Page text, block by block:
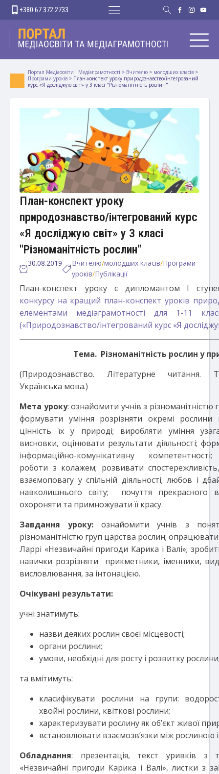
+380 67 372 2733
Портал Медіаосвіти і Медіаграмотності > Вчителю > молодших класів >
Програми уроків > План-конспект уроку природознавство/інтегрований
курс «Я досліджую світ» у 3 класі "Різноманітність рослин"
План-конспект уроку
природознавство/інтегрований курс
«Я досліджую світ» у 3 класі
"Різноманітність рослин"
30.08.2019 Вчителю/молодших класів/Програми
уроків/Публікації
План-конспект уроку є дипломантом І
конкурсу на кращий план-конспект уроків
елементами медіаграмотності для 1-11
(«Природознавство/інтегрований курс «Я
Тема. Різноманітність рослин у
(Природознавство. Літературне читання.
Українська мова.)
Мета уроку: ознайомити учнів з різноманітністю
формувати уміння розрізняти окремі рослини
цінність їх у природі; виробляти уміння
висновки, оцінювати результати діяльності;
інформаційно-комунікативну
роботи з колажем; розвивати
взаємоповагу у спільній діяльності; любов і
навколишнього світу; почуття прекрасного
охороняти та примножувати її красу.
Завдання уроку: ознайомити учнів з
різноманітністю груп царства рослин;
Ларрі «Незвичайні пригоди Карика і Валі»;
навички розрізняти прикметники, іменники,
висловлювання, за інтонацією.
Очікувані результати:
учні знатимуть:
назви деяких рослин своєї місцевості;
органи рослини;
умови, необхідні для росту і розвитку
та вмітимуть:
класифікувати рослини на групи:
хвойні рослини, квіткові рослини;
характеризувати рослину як об’єкт живої
встановлювати взаємозв’язки між рослиною
Обладнання: презентація, текст уривків
«Незвичайні пригоди Карика і Валі», листки з